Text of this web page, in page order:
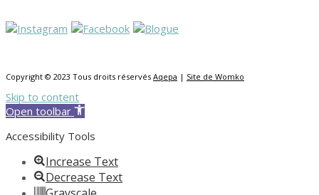
Copyright © 2023 Tous droits réservés Aqepa | Site de Womko
Skip to content
Open toolbar
Accessibility Tools
Increase Text
Decrease Text